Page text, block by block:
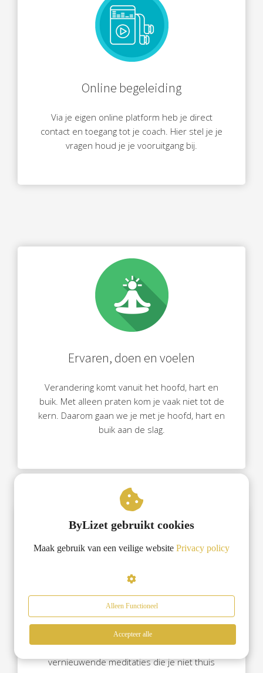
Online begeleiding
Via je eigen online platform heb je direct
contact en toegang tot je coach. Hier stel je je
vragen houd je je vooruitgang bij.
Ervaren, doen en voelen
Verandering komt vanuit het hoofd, hart en
buik. Met alleen praten kom je vaak niet tot de
kern. Daarom gaan we je met je hoofd, hart en
buik aan de slag.
Down to earth meditaties
Je krijgt gratis toegang tot unieke en
vernieuwende meditaties die je niet thuis
ByLizet gebruikt cookies
Maak gebruik van een veilige website Privacy policy
Alleen Functioneel
Accepteer alle